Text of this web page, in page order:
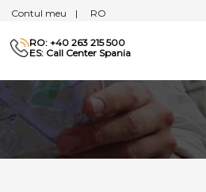
Contul meu | RO
RO: +40 263 215 500
ES: Call Center Spania